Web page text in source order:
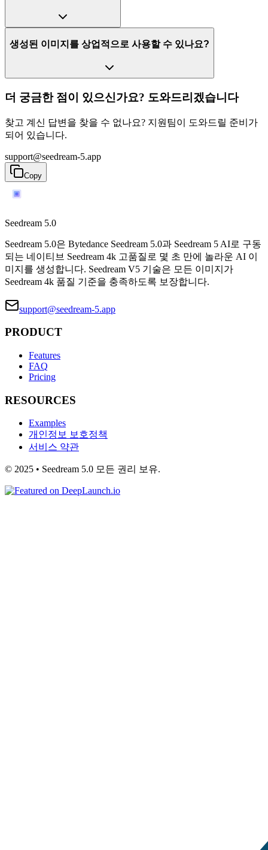
생성된 이미지를 상업적으로 사용할 수 있나요?
더 궁금한 점이 있으신가요? 도와드리겠습니다
찾고 계신 답변을 찾을 수 없나요? 지원팀이 도와드릴 준비가
되어 있습니다.
support@seedream-5.app
Copy
Seedream 5.0
Seedream 5.0은 Bytedance Seedream 5.0과 Seedream 5 AI로 구동
되는 네이티브 Seedream 4k 고품질로 몇 초 만에 놀라운 AI 이
미지를 생성합니다. Seedream V5 기술은 모든 이미지가
Seedream 4k 품질 기준을 충족하도록 보장합니다.
support@seedream-5.app
PRODUCT
Features
FAQ
Pricing
RESOURCES
Examples
개인정보 보호정책
서비스 약관
© 2025 • Seedream 5.0 모든 권리 보유.